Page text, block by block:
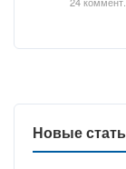
Новые